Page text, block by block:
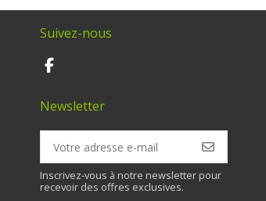
Suivez-nous
Newsletter
Inscrivez-vous à notre newsletter pour
recevoir des offres exclusives.